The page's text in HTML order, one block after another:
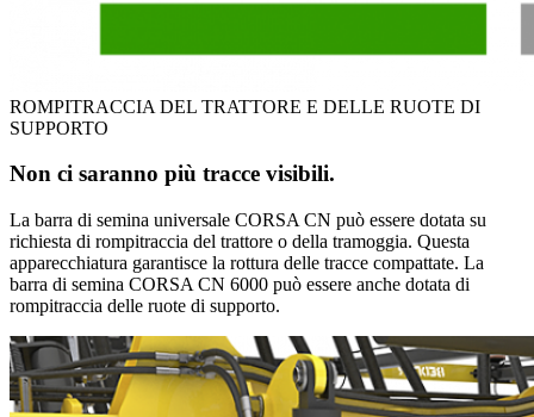
ROMPITRACCIA DEL TRATTORE E DELLE RUOTE DI
SUPPORTO
Non ci saranno più tracce visibili.
La barra di semina universale CORSA CN può essere dotata su
richiesta di rompitraccia del trattore o della tramoggia. Questa
apparecchiatura garantisce la rottura delle tracce compattate. La
barra di semina CORSA CN 6000 può essere anche dotata di
rompitraccia delle ruote di supporto.